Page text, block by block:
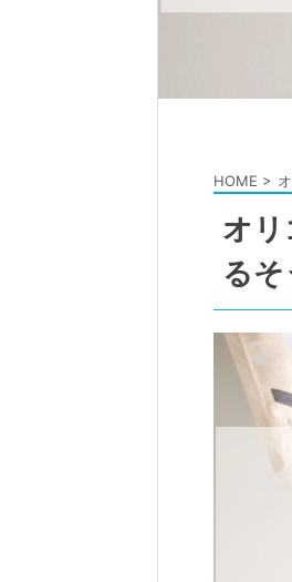
HOME >
オリ
る